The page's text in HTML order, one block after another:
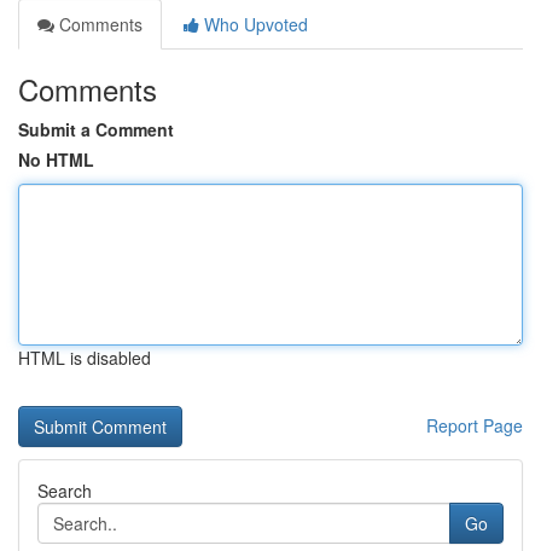
Comments
Who Upvoted
Comments
Submit a Comment
No HTML
HTML is disabled
Report Page
Search
Go